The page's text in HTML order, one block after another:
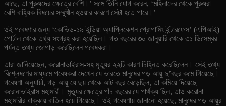
আছে, তা পুরুষদের ক্ষেত্রে বেশি।’ সঙ্গে তিনি যোগ করেন, ‘মহিলাদের থেকে পুরুষরা
বেশি বাহ্যিক বিষয়ের সম্মুখীন হওয়ার কারণে সেটা হতে পারে।’
ওই গবেষণার জন্য ‘কোভিড-১৯ ইন্ডিয়া অ্যাপ্লিকেশন প্রোগামিং ইন্টারফেস’ (এপিআই)
পোর্টাল থেকে তথ্য সংগ্রহ করা হয়েছিল। গত বছরের ৩০ জানুয়ারি থেকে ৩১ ডিসেম্বর
পর্যন্ত তথ্য জোগাড় করেছিলেন গবেষকরা।
তারা জানিয়েছেন, করোনাভাইরাস-সহ মৃত্যুর ২২টি কারণ চিহ্নিত করেছিলেন। সেই তথ্য
বিশ্লেষণের মাধ্যমে গবেষকরা দেখেন যে ভারতে মানুষের গড় আয়ু দু’বছর কমে গিয়েছে।
গবেষণা অনুযায়ী, গড় আয়ু যে ছয় থেকে আট বছর বেড়েছিল, তা কমিয়ে দিয়েছে
করোনাভাইরাস মহামারী। মৃত্যুর ক্ষেত্রে পাঁচ বছরের যে পার্থক্য ছিল, তাও করোনা
মহামারীর ধাক্কায় বাতিল হয়ে গিয়েছে। ওই গবেষণায় জানানো হয়েছে, মানুষের গড় আয়ুর